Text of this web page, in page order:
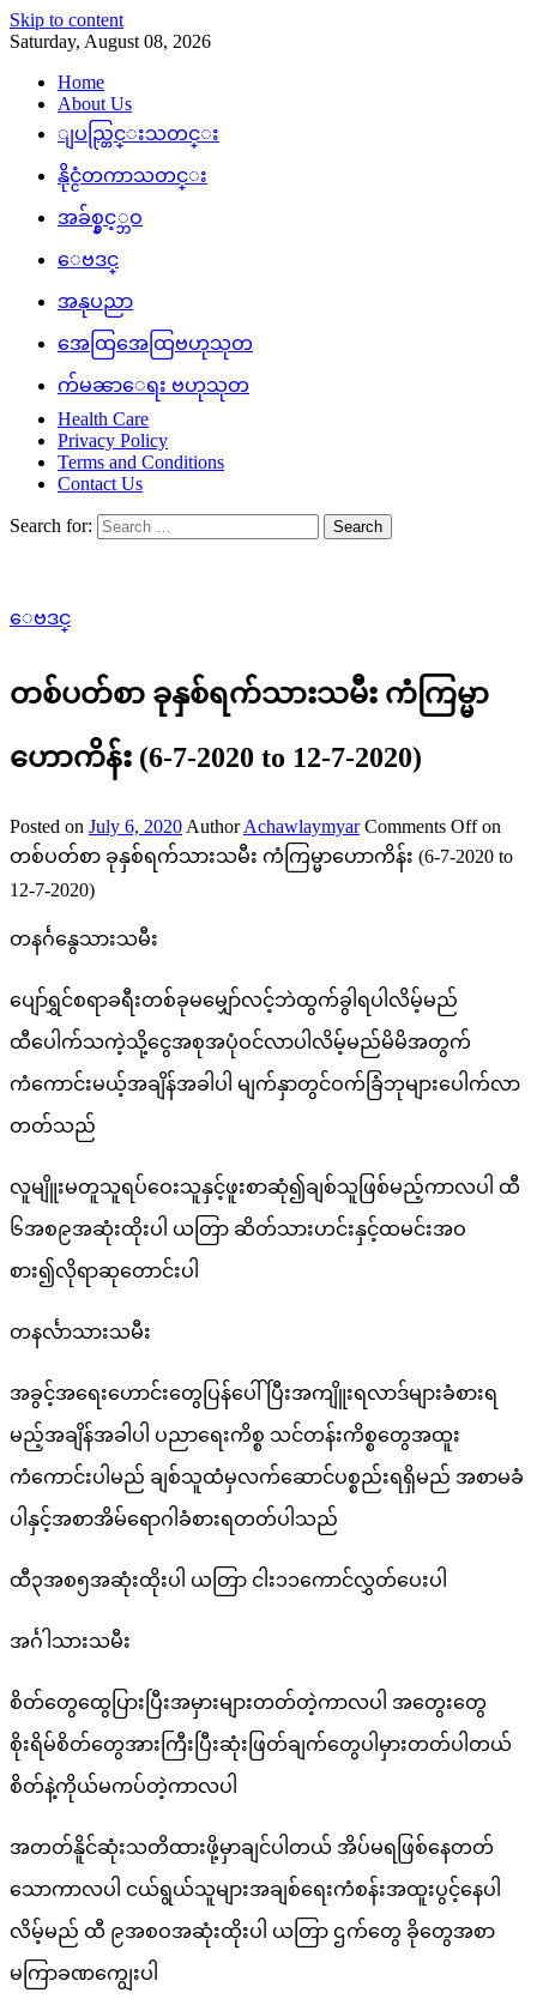
Skip to content
Saturday, August 08, 2026
Home
About Us
ျပည္တြင္းသတင္း
နိုင္ငံတကာသတင္း
အခ်စ္နွင့္ဘဝ
ေဗဒင္
အနုပညာ
အေထြအေထြဗဟုသုတ
က်မၼာေရး ဗဟုသုတ
Health Care
Privacy Policy
Terms and Conditions
Contact Us
Search for:
ေဗဒင္
တစ်ပတ်စာ ခုနှစ်ရက်သားသမီး ကံကြမ္မာ
ဟောကိန်း (6-7-2020 to 12-7-2020)
Posted on July 6, 2020 Author Achawlaymyar Comments Offon
တစ်ပတ်စာ ခုနှစ်ရက်သားသမီး ကံကြမ္မာဟောကိန်း (6-7-2020 to
12-7-2020)
တနင်္ဂနွေသားသမီး
ပျော်ရွှင်စရာခရီးတစ်ခုမမျှော်လင့်ဘဲထွက်ခွါရပါလိမ့်မည်
ထီပေါက်သကဲ့သို့ငွေအစုအပုံဝင်လာပါလိမ့်မည်မိမိအတွက်
ကံကောင်းမယ့်အချိန်အခါပါ မျက်နှာတွင်ဝက်ခြံဘုများပေါက်လာ
တတ်သည်
လူမျိူးမတူသူရပ်ဝေးသူနှင့်ဖူးစာဆုံ၍ချစ်သူဖြစ်မည့်ကာလပါ ထီ
၆အစ၉အဆုံးထိုးပါ ယတြာ ဆိတ်သားဟင်းနှင့်ထမင်းအဝ
စား၍လိုရာဆုတောင်းပါ
တနင်္လာသားသမီး
အခွင့်အရေးဟောင်းတွေပြန်ပေါ်ပြီးအကျိူးရလာဒ်များခံစားရ
မည့်အချိန်အခါပါ ပညာရေးကိစ္စ သင်တန်းကိစ္စတွေအထူး
ကံကောင်းပါမည် ချစ်သူထံမှလက်ဆောင်ပစ္စည်းရရှိမည် အစာမခံ
ပါနှင့်အစာအိမ်ရောဂါခံစားရတတ်ပါသည်
ထီ၃အစ၅အဆုံးထိုးပါ ယတြာ ငါး၁၁ကောင်လွှတ်ပေးပါ
အင်္ဂါသားသမီး
စိတ်တွေထွေပြားပြီးအမှားများတတ်တဲ့ကာလပါ အတွေးတွေ
စိုးရိမ်စိတ်တွေအားကြီးပြီးဆုံးဖြတ်ချက်တွေပါမှားတတ်ပါတယ်
စိတ်နဲ့ကိုယ်မကပ်တဲ့ကာလပါ
အတတ်နိူင်ဆုံးသတိထားဖို့မှာချင်ပါတယ် အိပ်မရဖြစ်နေတတ်
သောကာလပါ ငယ်ရွယ်သူများအချစ်ရေးကံစန်းအထူးပွင့်နေပါ
လိမ့်မည် ထီ ၉အစဝအဆုံးထိုးပါ ယတြာ ဌက်တွေ ခိုတွေအစာ
မကြာခဏကျွေးပါ